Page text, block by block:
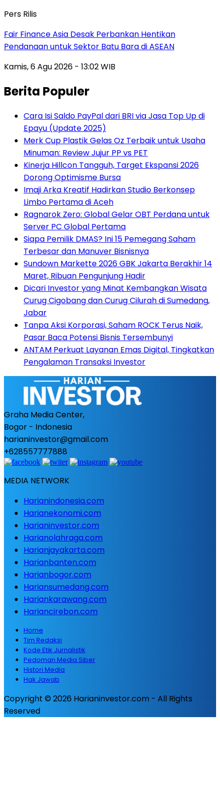
Pers Rilis
Fair Finance Asia Desak Perbankan Hentikan
Pendanaan untuk Sektor Batu Bara di ASEAN
Kamis, 6 Agu 2026 - 13:02 WIB
Berita Populer
Cara Isi Saldo PayPal dari BRI via Jasa Top Up di
Epayu (Update 2025)
Merk Cup Plastik Gelas Oz Terbaik untuk Usaha
Minuman: Review Jujur PP vs PET
Kinerja Hillcon Tangguh, Target Ekspansi 2026
Dorong Optimisme Bursa
Imaji Arka Kreatif Hadirkan Studio Berkonsep
Limbo Pertama di Aceh
Ragnarok Zero: Global Gelar OBT Perdana untuk
Server PC Global Pertama
Siapa Pemilik DMAS? Ini 15 Pemegang Saham
Terbesar dan Manuver Bisnisnya
Sundown Markette 2026 GBK Jakarta Berakhir 14
Maret, Ribuan Pengunjung Hadir
Dicari Investor yang Minat Kembangkan Wisata
Curug Cigobang dan Curug Cilurah di Sumedang,
Jabar
Tanpa Aksi Korporasi, Saham ROCK Terus Naik,
Pasar Baca Potensi Bisnis Tersembunyi
ANTAM Perkuat Layanan Emas Digital, Tingkatkan
Pengalaman Transaksi Investor
Graha Media Center,
Bogor - Indonesia
harianinvestor@gmail.com
+628557777888
MEDIA NETWORK
Harianindonesia.com
Harianekonomi.com
Harianinvestor.com
Harianolahraga.com
Harianjayakarta.com
Harianbanten.com
Harianbogor.com
Hariansumedang.com
Hariankarawang.com
Hariancirebon.com
Home
Tim Redaksi
Kode Etik Jurnalistik
Pedoman Media Siber
Histori Media
Hak Jawab
Copyright © 2026 Harianinvestor.com - All Rights
Reserved